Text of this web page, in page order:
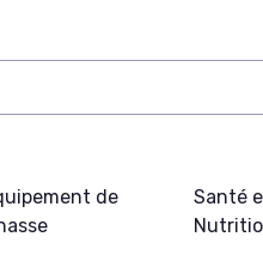
de
Santé